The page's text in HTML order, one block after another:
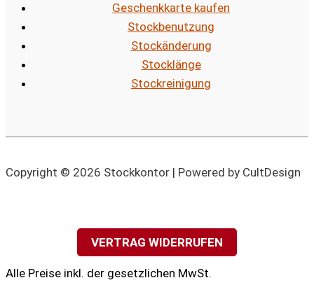
Geschenkkarte kaufen
Stockbenutzung
Stockänderung
Stocklänge
Stockreinigung
Copyright © 2026 Stockkontor | Powered by CultDesign
VERTRAG WIDERRUFEN
Alle Preise inkl. der gesetzlichen MwSt.